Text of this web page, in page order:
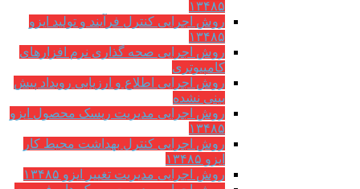
۱۳۴۸۵
روش اجرایی کنترل فرآیند و تولید ایزو
۱۳۴۸۵
روش اجرایی صحه گذاری نرم افزارهای
کامپیوتری
روش اجرایی اطلاع و ارزیابی رویداد پیش
بینی نشده
روش اجرایی مدیریت ریسک محصول ایزو
۱۳۴۸۵
روش اجرایی کنترل بهداشت محیط کار
ایزو ۱۳۴۸۵
روش اجرایی مدیریت تغییر ایزو ۱۳۴۸۵